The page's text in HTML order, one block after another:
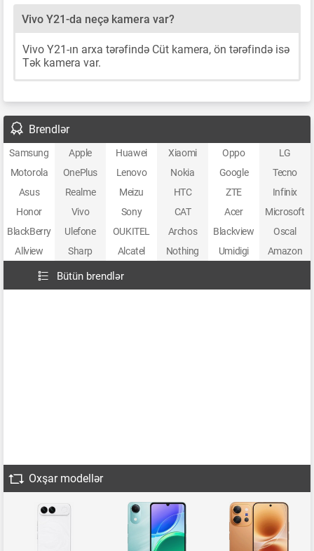
Vivo Y21-da neçə kamera var?
Vivo Y21-ın arxa tərəfində Cüt kamera, ön tərəfində isə
Tək kamera var.
Brendlər
Samsung Apple Huawei Xiaomi Oppo
LG
Motorola
OnePlus Lenovo Nokia Google
Tecno
Asus
Realme Meizu HTC ZTE
Infinix
Honor
Vivo Sony CAT Acer
Microsoft
BlackBerry
Ulefone OUKITEL Archos Blackview
Oscal
Allview
Sharp Alcatel Nothing Umidigi Amazon
Bütün brendlər
Oxşar modellər